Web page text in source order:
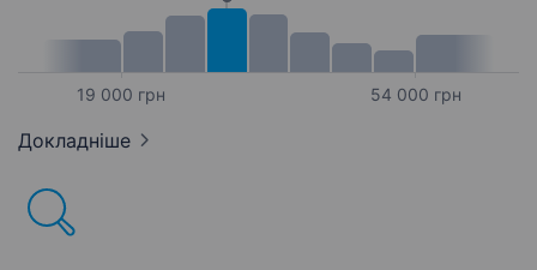
19 000 грн 54 000 грн
Докладніше